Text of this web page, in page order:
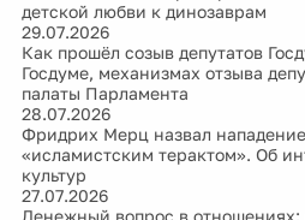
детской любви к динозаврам
29.07.2026
Как прошёл созыв депутатов
Госдуме, механизмах отзыва
палаты Парламента
28.07.2026
Фридрих Мерц назвал
«исламистским терактом». Об
культур
27.07.2026